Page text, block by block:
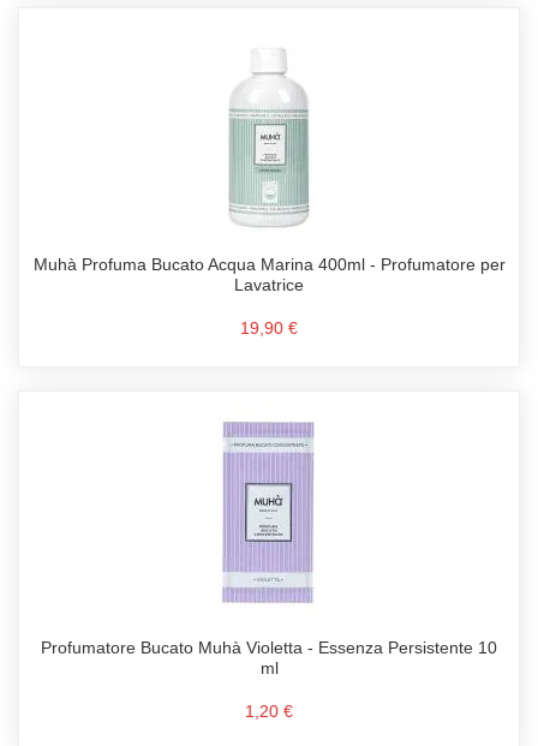
Muhà Profuma Bucato Acqua Marina 400ml - Profumatore per
Lavatrice
19,90 €
Profumatore Bucato Muhà Violetta - Essenza Persistente 10
ml
1,20 €